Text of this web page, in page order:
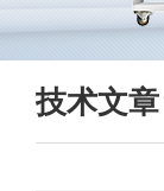
技术文章